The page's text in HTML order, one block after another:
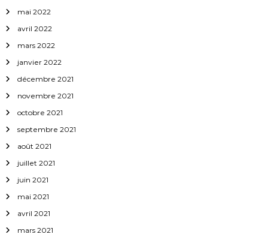
mai 2022
avril 2022
mars 2022
janvier 2022
décembre 2021
novembre 2021
octobre 2021
septembre 2021
août 2021
juillet 2021
juin 2021
mai 2021
avril 2021
mars 2021